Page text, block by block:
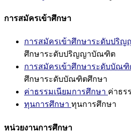
การสมัครเข้าศึกษา
การสมัครเข้าศึกษาระดับปริ
ศึกษาระดับปริญญาบัณฑิต
การสมัครเข้าศึกษาระดับบัณ
ศึกษาระดับบัณฑิตศึกษา
ค่าธรรมเนียมการศึกษา ค่าธร
ทุนการศึกษา ทุนการศึกษา
หน่วยงานการศึกษา